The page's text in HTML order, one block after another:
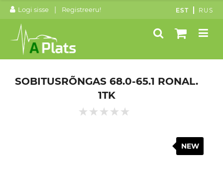
Logi sisse | Registreeru! EST RUS
SOBITUSRÕNGAS 68.0-65.1 RONAL.
1TK
NEW